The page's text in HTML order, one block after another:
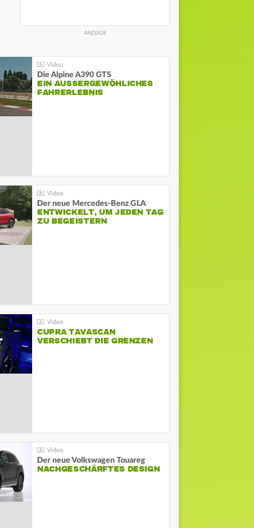
Die Alpine A390 GTS
EIN AUSSERGEWÖHLICHES F
AHRERLEBNIS
Der neue Mercedes-Benz GLA
ENTWICKELT, UM JEDEN TAG
ZU BEGEISTERN
CUPRA TAVASCAN
VERSCHIEBT DIE GRENZEN
Der neue Volkswagen Touareg
NACHGESCHÄRFTES DESIGN